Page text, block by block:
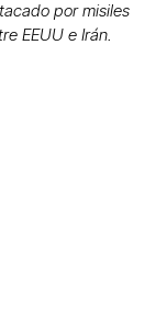
por misiles
EEUU e Irán.